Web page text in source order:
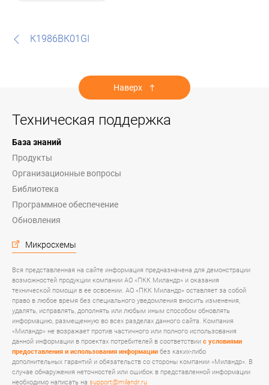
К1986ВК01GI
Наверх
Техническая поддержка
База знаний
Продукты
Организационные вопросы
Библиотека
Программное обеспечение
Обновления
Микросхемы
Вся представленная на сайте информация предназначена для демонстрации
возможностей продукции компании АО «ПКК Миландр» и оказания
технической помощи в ее освоении. АО «ПКК Миландр» оставляет за собой
право в любое время без специального уведомления вносить изменения,
удалять, исправлять, дополнять или любым иным способом обновлять
информацию, размещенную во всех разделах данного сайта. Компания
«Миландр» не возражает против частичного или полного использования
данной информации в проектах потребителей в соответствии с условиями
предоставления и использования информации без каких-либо
дополнительных гарантий и обязательств со стороны компании «Миландр». В
случае обнаружения неточностей или ошибок в представленной информации
необходимо написать на support@milandr.ru